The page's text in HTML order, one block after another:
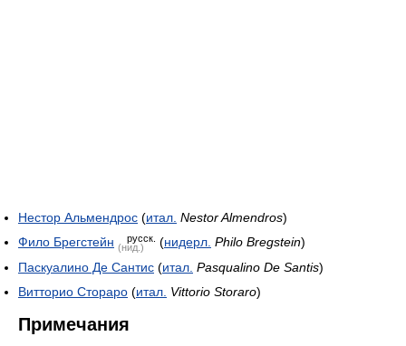
Нестор Альмендрос (итал. Nestor Almendros)
Фило Брегстейн (нид.)
русск. (нидерл. Philo Bregstein)
Паскуалино Де Сантис (итал. Pasqualino De Santis)
Витторио Стораро (итал. Vittorio Storaro)
Примечания